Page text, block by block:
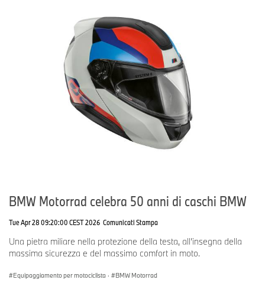
BMW Motorrad celebra 50 anni di caschi BMW
Tue Apr 28 09:20:00 CEST 2026 Comunicati Stampa
Una pietra miliare nella protezione della testa, all’insegna della
massima sicurezza e del massimo comfort in moto.
Equipaggiamento per motociclista · BMW Motorrad